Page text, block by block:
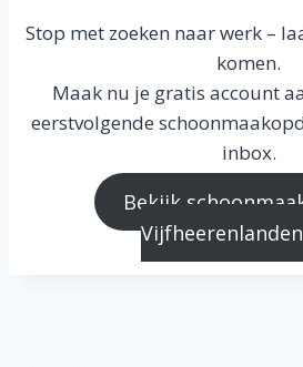
Stop met zoeken naar werk –
komen.
Maak nu je gratis account
eerstvolgende
inbox.
Bekijk